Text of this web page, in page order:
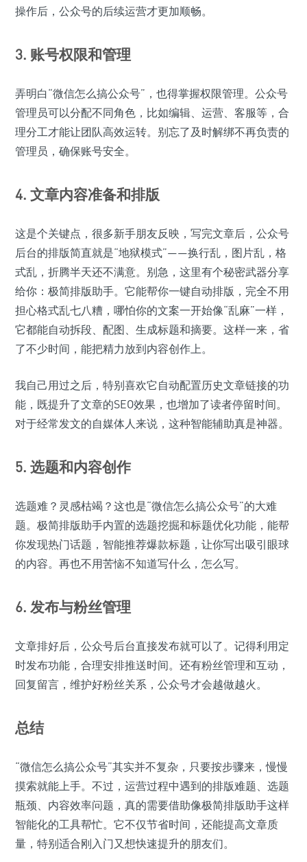
操作后，公众号的后续运营才更加顺畅。
3. 账号权限和管理
弄明白“微信怎么搞公众号”，也得掌握权限管理。公众号
管理员可以分配不同角色，比如编辑、运营、客服等，合
理分工才能让团队高效运转。别忘了及时解绑不再负责的
管理员，确保账号安全。
4. 文章内容准备和排版
这是个关键点，很多新手朋友反映，写完文章后，公众号
后台的排版简直就是“地狱模式”——换行乱，图片乱，格
式乱，折腾半天还不满意。别急，这里有个秘密武器分享
给你：极简排版助手。它能帮你一键自动排版，完全不用
担心格式乱七八糟，哪怕你的文案一开始像“乱麻”一样，
它都能自动拆段、配图、生成标题和摘要。这样一来，省
了不少时间，能把精力放到内容创作上。
我自己用过之后，特别喜欢它自动配置历史文章链接的功
能，既提升了文章的SEO效果，也增加了读者停留时间。
对于经常发文的自媒体人来说，这种智能辅助真是神器。
5. 选题和内容创作
选题难？灵感枯竭？这也是“微信怎么搞公众号”的大难
题。极简排版助手内置的选题挖掘和标题优化功能，能帮
你发现热门话题，智能推荐爆款标题，让你写出吸引眼球
的内容。再也不用苦恼不知道写什么，怎么写。
6. 发布与粉丝管理
文章排好后，公众号后台直接发布就可以了。记得利用定
时发布功能，合理安排推送时间。还有粉丝管理和互动，
回复留言，维护好粉丝关系，公众号才会越做越火。
总结
“微信怎么搞公众号”其实并不复杂，只要按步骤来，慢慢
摸索就能上手。不过，运营过程中遇到的排版难题、选题
瓶颈、内容效率问题，真的需要借助像极简排版助手这样
智能化的工具帮忙。它不仅节省时间，还能提高文章质
量，特别适合刚入门又想快速提升的朋友们。